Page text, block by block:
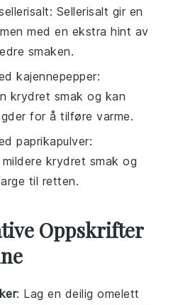
: Sellerisalt gir en
med en ekstra hint av
smaken.
kajennepepper:
krydret smak og kan
for å tilføre varme.
paprikapulver:
krydret smak og
til retten.
Oppskrifter
: Lag en deilig omelett